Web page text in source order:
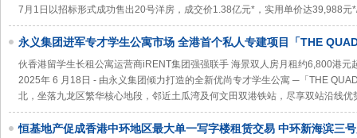
7月1日以招标形式成功售出20号洋房，成交价1.38亿元*，实用单价达39,988元
永义集团进军专才学生公寓市场 全港首个私人专建项目「THE
伙香港留学生长租公寓运营商iRENT集团强强联手 海景双人房月租约6,800港
2025年 6 月18日 - 由永义集团倾力打造的全新优尚专才学生公寓 ─「THE
北，坐落九龙区繁华核心地段，邻近土瓜湾及何文田双港铁站，尽享双站沿线
恒基地产促成香港中环地区最大单一写字楼租赁交易 中环新海滨三